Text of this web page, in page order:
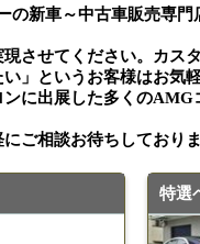
新車～中古車販売専
させてください。カス
」というお客様はお気
に出展した多くの
ご相談お待ちしておりま
特選